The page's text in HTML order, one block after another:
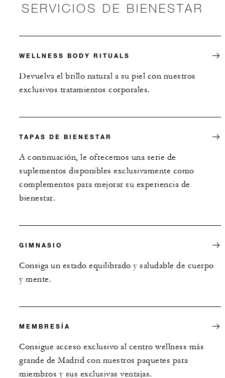
SERVICIOS DE BIENESTAR
WELLNESS BODY RITUALS
Devuelva el brillo natural a su piel con nuestros
exclusivos tratamientos corporales.
TAPAS DE BIENESTAR
A continuación, le ofrecemos una serie de
suplementos disponibles exclusivamente como
complementos para mejorar su experiencia de
bienestar.
GIMNASIO
Consiga un estado equilibrado y saludable de cuerpo
y mente.
MEMBRESÍA
Consigue acceso exclusivo al centro wellness más
grande de Madrid con nuestros paquetes para
miembros y sus exclusivas ventajas.